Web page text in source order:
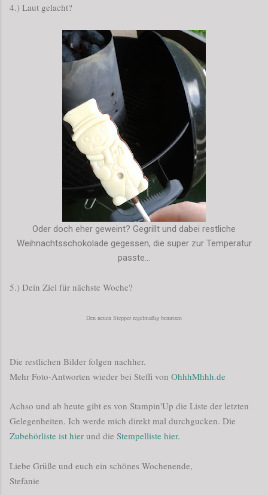
4.) Laut gelacht?
Oder doch eher geweint? Gegrillt und dabei restliche
Weihnachtsschokolade gegessen, die super zur Temperatur
passte...
5.) Dein Ziel für nächste Woche?
Den neuen Stepper regelmäßig benutzen
Die restlichen Bilder folgen nachher.
Mehr Foto-Antworten wieder bei Steffi von OhhhMhhh.de
Achso und ab heute gibt es von Stampin'Up die Liste der letzten
Gelegenheiten. Ich werde mich direkt mal durchgucken. Die
Zubehörliste ist hier und die Stempelliste hier.
Liebe Grüße und euch ein schönes Wochenende,
Stefanie